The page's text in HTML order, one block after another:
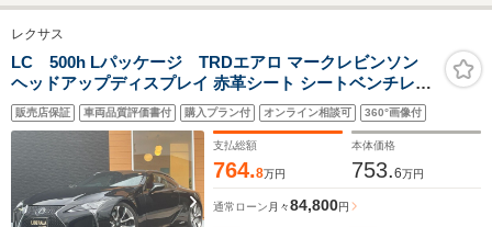
ラウンドビュー ハー
マンカードンサウン
ド デジタルキープラ
ス ハンズオフアシス
ト
軽減システム レーダ
コーナーセンサー ス
マートキー LEDヘッ
ド ビルトインETC
純正18インチアルミ
ラ 100V電
ーダークルー
車 電動リア
レザーシート
ートエアコン
コ コーナー
ー スマート
レクサス
LC 500h Lパッケージ TRDエアロ マークレビンソン
ヘッドアップディスプレイ 赤革シート シートベンチレー
ション 衝突軽減ブレーキ ACC ブラインドスポットモニ
ター 純正ナビTV バックカメラ クリアランスソナー 三眼
LED OP21incAW
販売店保証 車両品質評価書付 購入プラン付 オンライン相談可 360°画像付
支払総額
764.8万円
本体価格
753.6万円
通常ローン 月々84,800円